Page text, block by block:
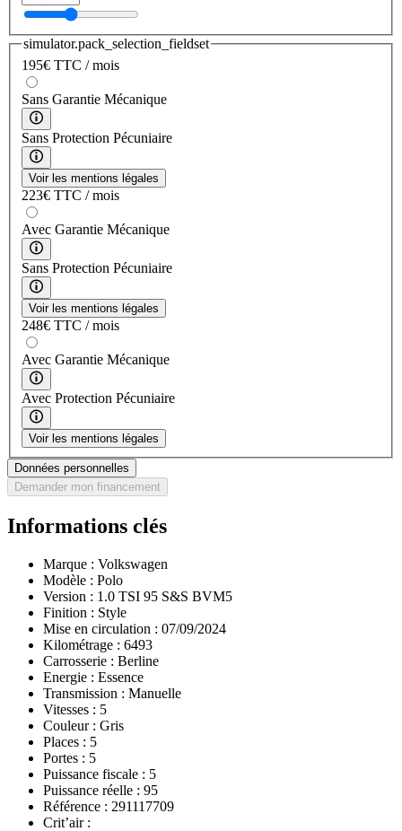
simulator.pack_selection_fieldset
195€ TTC / mois
Sans Garantie Mécanique
Sans Protection Pécuniaire
Voir les mentions légales
223€ TTC / mois
Avec Garantie Mécanique
Sans Protection Pécuniaire
Voir les mentions légales
248€ TTC / mois
Avec Garantie Mécanique
Avec Protection Pécuniaire
Voir les mentions légales
Données personnelles
Demander mon financement
Informations clés
Marque : Volkswagen
Modèle : Polo
Version : 1.0 TSI 95 S&S BVM5
Finition : Style
Mise en circulation : 07/09/2024
Kilométrage : 6493
Carrosserie : Berline
Energie : Essence
Transmission : Manuelle
Vitesses : 5
Couleur : Gris
Places : 5
Portes : 5
Puissance fiscale : 5
Puissance réelle : 95
Référence : 291117709
Crit’air :